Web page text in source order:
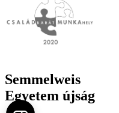
Semmelweis
Egyetem újság